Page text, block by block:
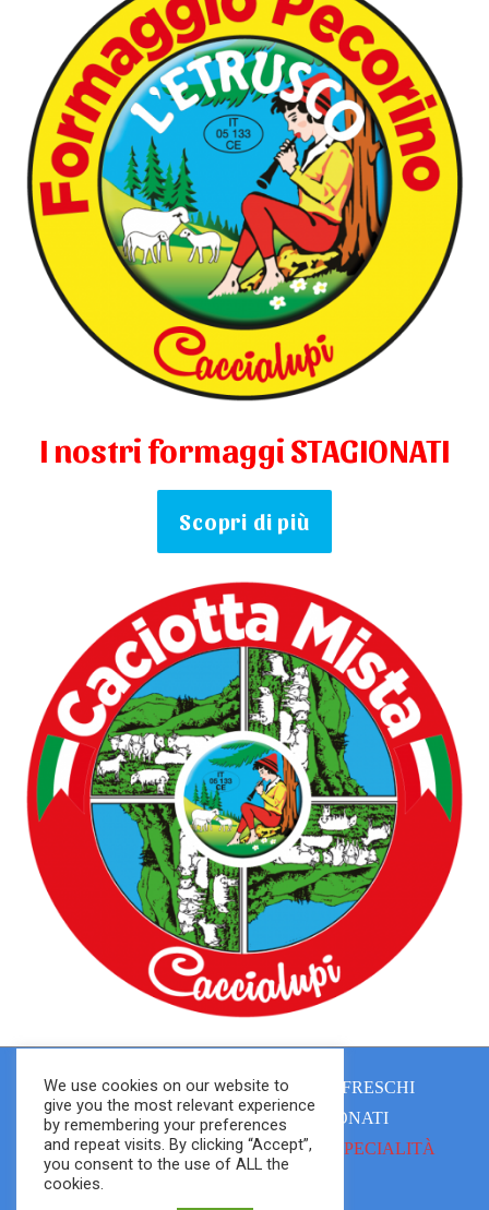
I nostri formaggi STAGIONATI
Scopri di più
CHI SIAMO
FORMAGGI FRESCHI
FORMAGGI SEMI STAGIONATI
FORMAGGI STAGIONATI
SPECIALITÀ
We use cookies on our website to
give you the most relevant experience
by remembering your preferences
and repeat visits. By clicking “Accept”,
you consent to the use of ALL the
cookies.